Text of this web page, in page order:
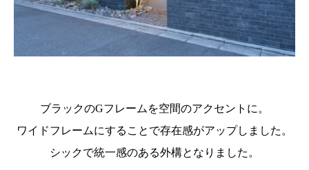
ブラックのGフレームを空間のアクセントに。
ワイドフレームにすることで存在感がアップしました。
シックで統一感のある外構となりました。